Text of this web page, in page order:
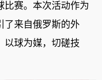
比赛。本次活动作为
了来自俄罗斯的外
以球为媒，切磋技